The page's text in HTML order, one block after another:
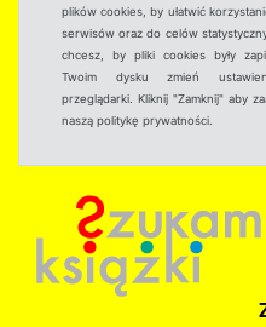
plików cookies, by ułatwić
serwisów oraz do celów
chcesz, by pliki cookies były
Twoim dysku zmień
przeglądarki. Kliknij "Zamknij" aby
naszą politykę prywatności.